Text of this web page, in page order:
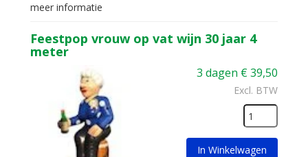
meer informatie
Feestpop vrouw op vat wijn 30 jaar 4
meter
3 dagen €39,50
Excl. BTW
In Winkelwagen